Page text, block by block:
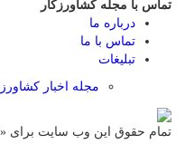
تماس با مجله کشاورزکار
درباره ما
تماس با ما
تبلیغات
مجله اخبار
تمام حقوق این وب سایت برای